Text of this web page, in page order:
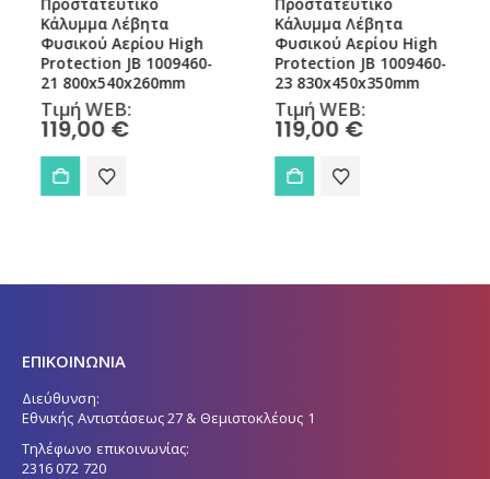
Κάλυμμα Λέβητα
Φυσικού Αερίου High
Protection JB 1009460-
21 800x540x260mm
Τιμή WEB:
119,00 €
Κάλυμμα Λέβητα
Φυσικού Αερίου High
Protection JB 1009460-
23 830x450x350mm
Τιμή WEB:
119,00 €
ΕΠΙΚΟΙΝΩΝΙΑ
Διεύθυνση:
Εθνικής Αντιστάσεως 27 & Θεμιστοκλέους 1
Τηλέφωνο επικοινωνίας:
2316 072 720